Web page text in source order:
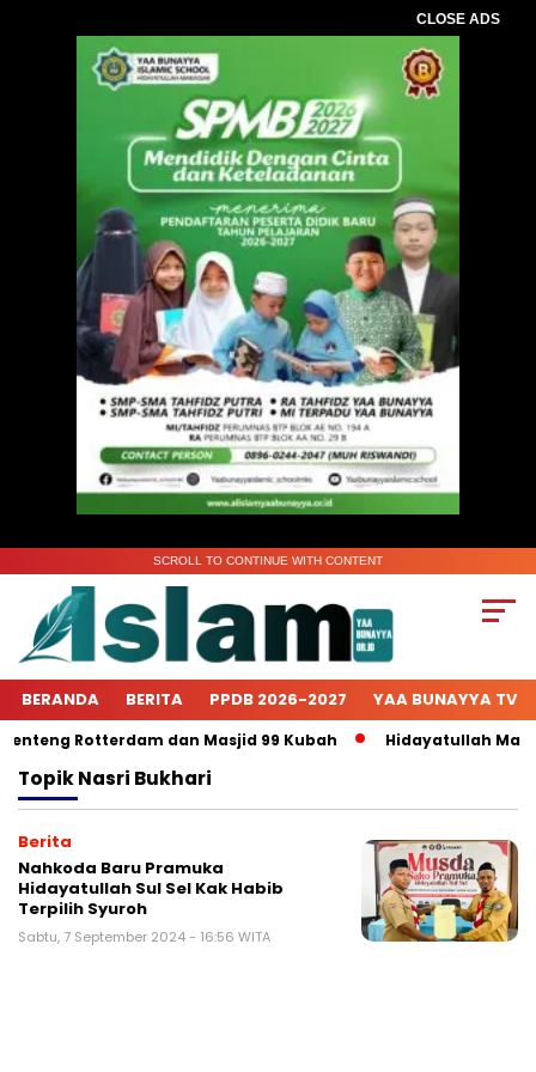
CLOSE ADS
SCROLL TO CONTINUE WITH CONTENT
BERANDA BERITA PPDB 2026-2027 YAA BUNAYYA TV
Rotterdam dan Masjid 99 Kubah Hidayatullah
TopikNasri Bukhari
Berita
Nahkoda Baru Pramuka
Hidayatullah Sul Sel Kak Habib
Terpilih Syuroh
Sabtu, 7 September 2024 - 16:56 WITA